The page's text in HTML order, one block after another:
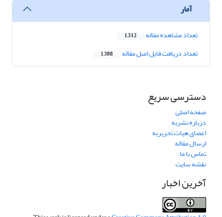
آمار
تعداد مشاهده مقاله 1,312
تعداد دریافت فایل اصل مقاله 1,388
دسترسی سریع
صفحه اصلی
درباره نشریه
اعضای هیات تحریریه
ارسال مقاله
تماس با ما
نقشه سایت
آخرین اخبار